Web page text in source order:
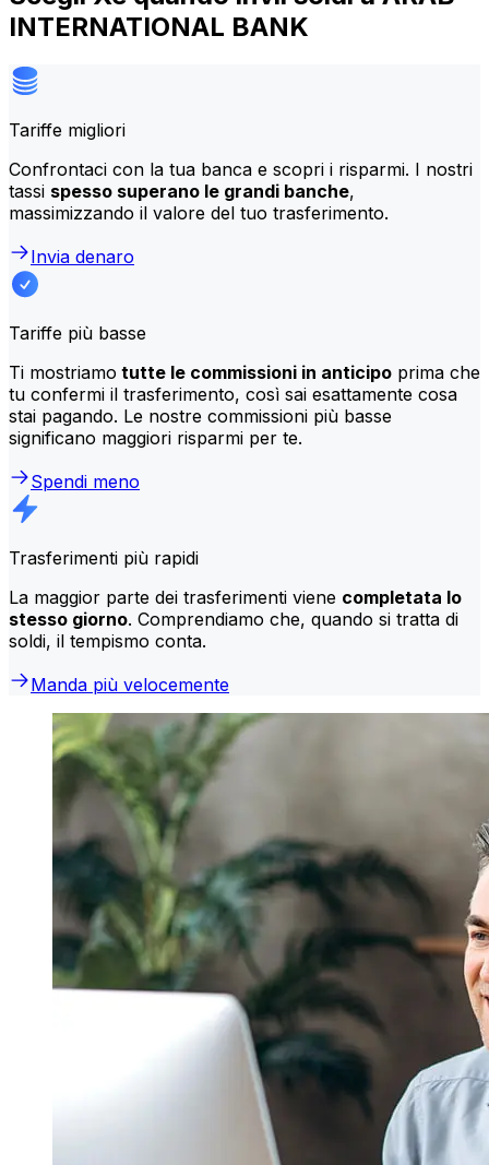
INTERNATIONAL BANK
Tariffe migliori
Confrontaci con la tua banca e scopri i risparmi. I nostri
tassi spesso superano le grandi banche,
massimizzando il valore del tuo trasferimento.
Invia denaro
Tariffe più basse
Ti mostriamo tutte le commissioni in anticipo prima che
tu confermi il trasferimento, così sai esattamente cosa
stai pagando. Le nostre commissioni più basse
significano maggiori risparmi per te.
Spendi meno
Trasferimenti più rapidi
La maggior parte dei trasferimenti viene completata lo
stesso giorno. Comprendiamo che, quando si tratta di
soldi, il tempismo conta.
Manda più velocemente